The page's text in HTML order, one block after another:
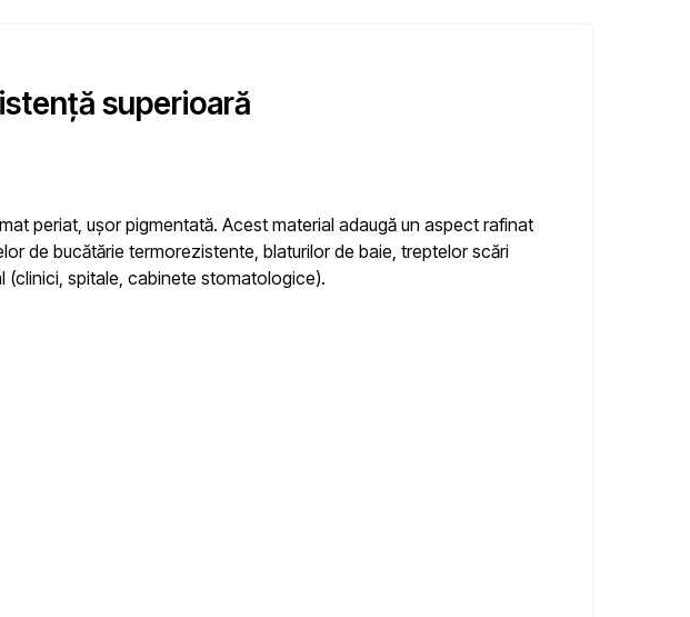
superioară
periat, ușor pigmentată. Acest material adaugă un aspect rafinat
de bucătărie termorezistente, blaturilor de baie, treptelor scări
(clinici, spitale, cabinete stomatologice).